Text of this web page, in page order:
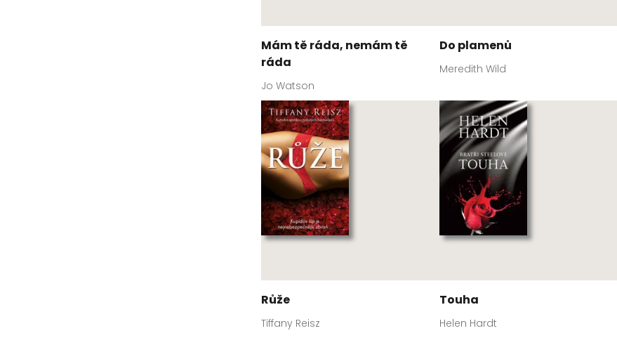
Mám tě ráda, nemám tě
ráda
Jo Watson
Do plamenů
Meredith Wild
Růže
Tiffany Reisz
Touha
Helen Hardt